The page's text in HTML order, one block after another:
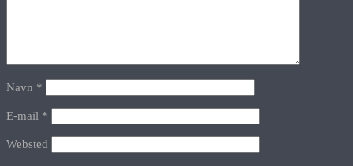
Navn *
E-mail *
Websted